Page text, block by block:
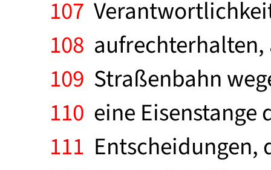
107
108 aufrechterhalten,
109 Straßenbahn
110 eine Eisenstange
111 Entscheidungen,